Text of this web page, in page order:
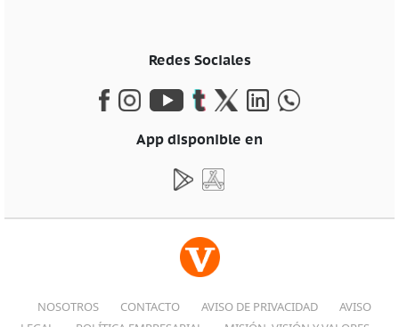
Redes Sociales
App disponible en
NOSOTROS CONTACTO AVISO DE PRIVACIDAD
AVISO